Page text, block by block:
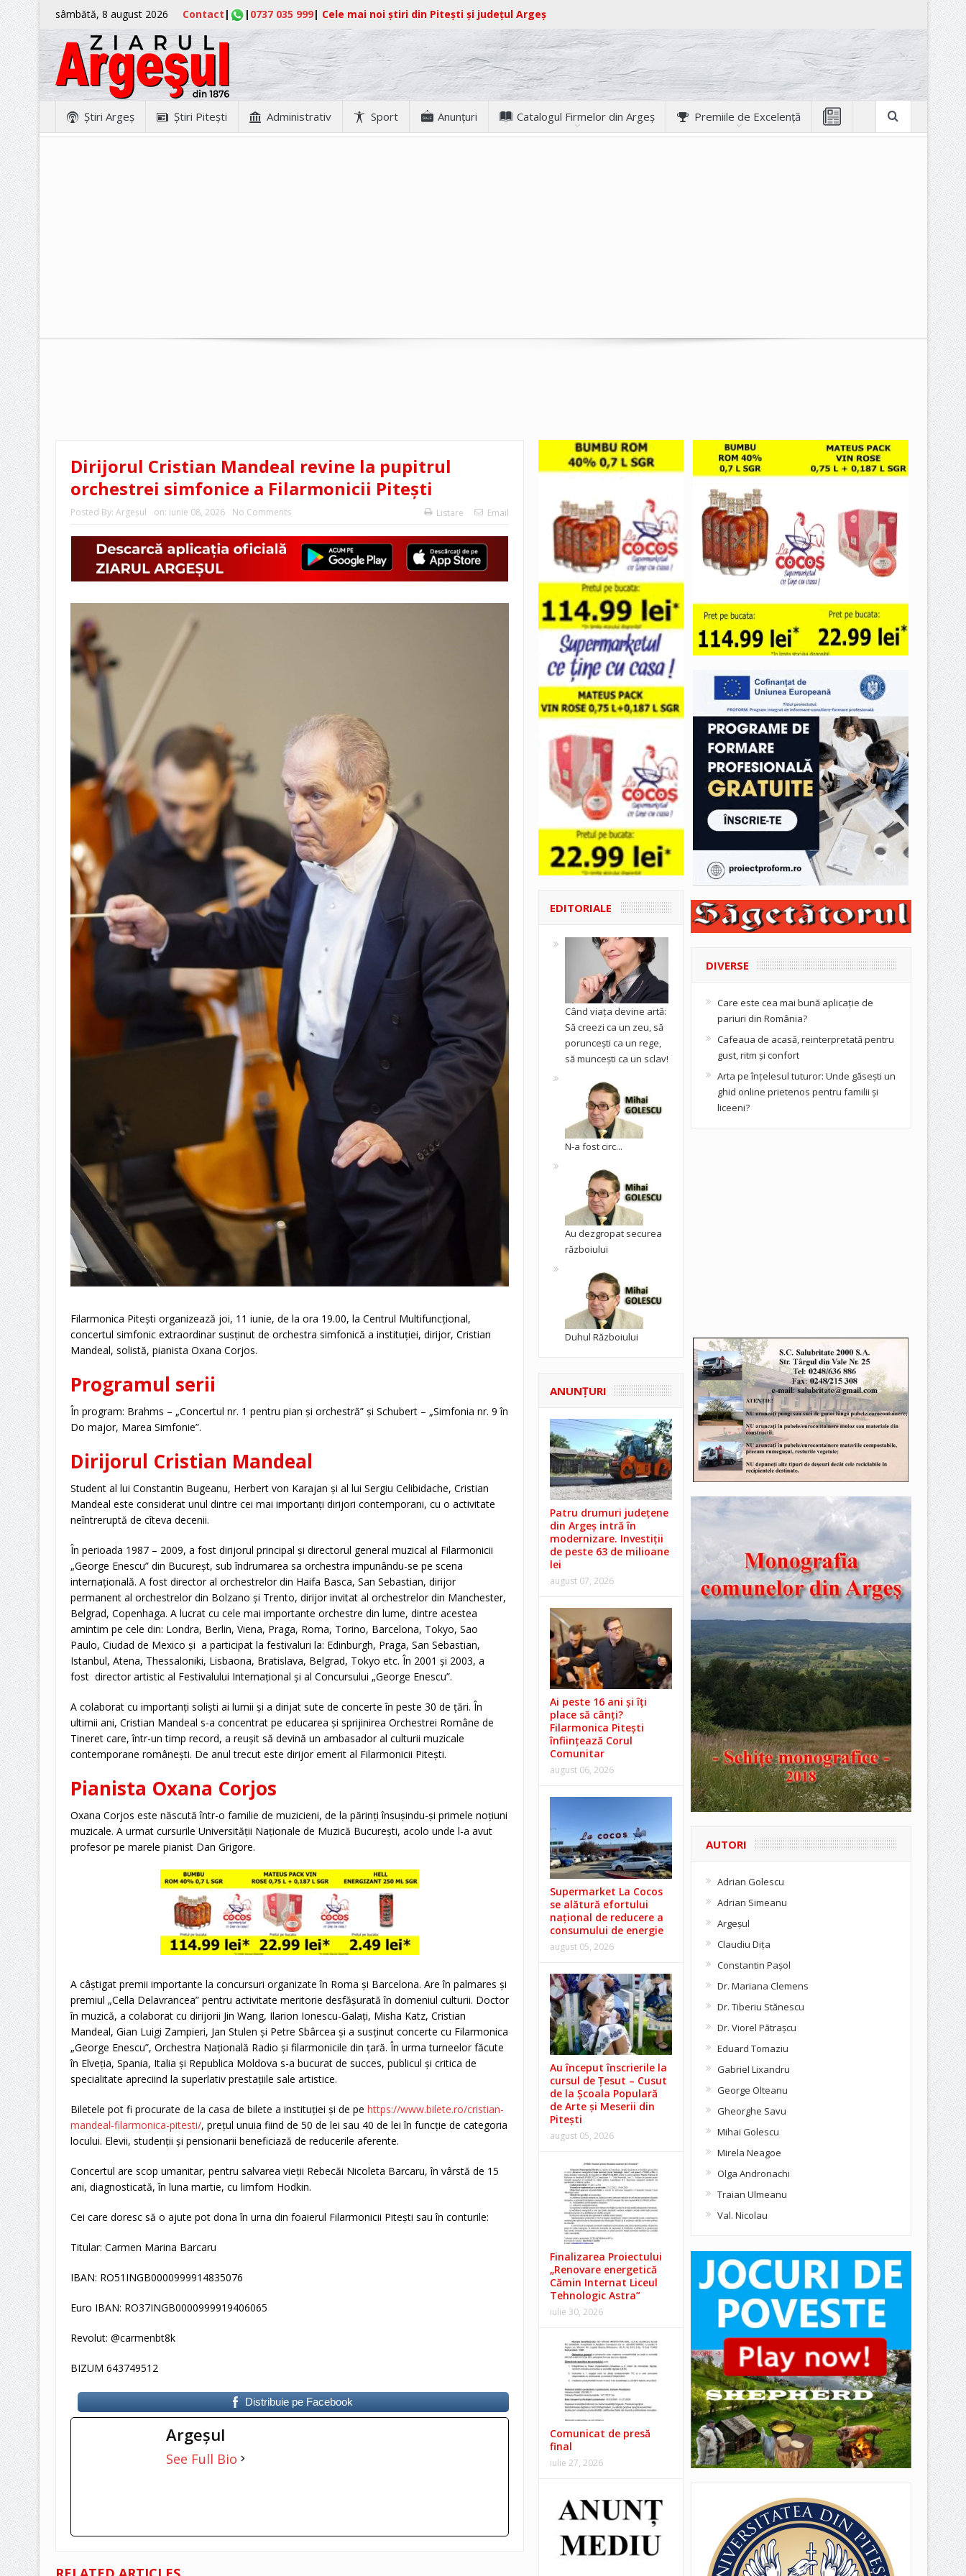
sâmbătă, 8 august 2026 Contact | | 0737 035 999| Cele mai noi știri din Pitești și județul Argeș
Ştiri Argeş Ştiri Piteşti Administrativ Sport Anunţuri Catalogul Firmelor din Argeș Premiile de Excelență
Dirijorul Cristian Mandeal revine la pupitrul
orchestrei simfonice a Filarmonicii Pitești
Posted By: Argeşul on: iunie 08, 2026 No Comments Listare Email
Filarmonica Pitești organizează joi, 11 iunie, de la ora 19.00, la Centrul Multifuncțional,
concertul simfonic extraordinar susținut de orchestra simfonică a instituției, dirijor, Cristian
Mandeal, solistă, pianista Oxana Corjos.
Programul serii
În program: Brahms – „Concertul nr. 1 pentru pian și orchestră” și Schubert – „Simfonia nr. 9 în
Do major, Marea Simfonie”.
Dirijorul Cristian Mandeal
Student al lui Constantin Bugeanu, Herbert von Karajan și al lui Sergiu Celibidache, Cristian
Mandeal este considerat unul dintre cei mai importanți dirijori contemporani, cu o activitate
neîntreruptă de cîteva decenii.
În perioada 1987 – 2009, a fost dirijorul principal și directorul general muzical al Filarmonicii
„George Enescu” din Bucureșt, sub îndrumarea sa orchestra impunându-se pe scena
internațională. A fost director al orchestrelor din Haifa Basca, San Sebastian, dirijor
permanent al orchestrelor din Bolzano și Trento, dirijor invitat al orchestrelor din Manchester,
Belgrad, Copenhaga. A lucrat cu cele mai importante orchestre din lume, dintre acestea
amintim pe cele din: Londra, Berlin, Viena, Praga, Roma, Torino, Barcelona, Tokyo, Sao
Paulo, Ciudad de Mexico și a participat la festivaluri la: Edinburgh, Praga, San Sebastian,
Istanbul, Atena, Thessaloniki, Lisbaona, Bratislava, Belgrad, Tokyo etc. În 2001 și 2003, a
fost director artistic al Festivalului Internațional și al Concursului „George Enescu”.
A colaborat cu importanți soliști ai lumii și a dirijat sute de concerte în peste 30 de țări. În
ultimii ani, Cristian Mandeal s-a concentrat pe educarea și sprijinirea Orchestrei Române de
Tineret care, într-un timp record, a reușit să devină un ambasador al culturii muzicale
contemporane românești. De anul trecut este dirijor emerit al Filarmonicii Pitești.
Pianista Oxana Corjos
Oxana Corjos este născută într-o familie de muzicieni, de la părinți însușindu-și primele noțiuni
muzicale. A urmat cursurile Universității Naționale de Muzică București, acolo unde l-a avut
profesor pe marele pianist Dan Grigore.
A câștigat premii importante la concursuri organizate în Roma și Barcelona. Are în palmares și
premiul „Cella Delavrancea” pentru activitate meritorie desfășurată în domeniul culturii. Doctor
în muzică, a colaborat cu dirijorii Jin Wang, Ilarion Ionescu-Galați, Misha Katz, Cristian
Mandeal, Gian Luigi Zampieri, Jan Stulen și Petre Sbârcea și a susținut concerte cu Filarmonica
„George Enescu”, Orchestra Națională Radio și filarmonicile din țară. În urma turneelor făcute
în Elveția, Spania, Italia și Republica Moldova s-a bucurat de succes, publicul și critica de
specialitate apreciind la superlativ prestațiile sale artistice.
Biletele pot fi procurate de la casa de bilete a instituției și de pe https://www.bilete.ro/cristian-
mandeal-filarmonica-pitesti/, prețul unuia fiind de 50 de lei sau 40 de lei în funcție de categoria
locului. Elevii, studenții și pensionarii beneficiază de reducerile aferente.
Concertul are scop umanitar, pentru salvarea vieții Rebecăi Nicoleta Barcaru, în vârstă de 15
ani, diagnosticată, în luna martie, cu limfom Hodkin.
Cei care doresc să o ajute pot dona în urna din foaierul Filarmonicii Pitești sau în conturile:
Titular: Carmen Marina Barcaru
IBAN: RO51INGB0000999914835076
Euro IBAN: RO37INGB0000999919406065
Revolut: @carmenbt8k
BIZUM 643749512
Distribuie pe Facebook
Argeşul
See Full Bio
EDITORIALE
Când viața devine artă:
Să creezi ca un zeu, să
poruncești ca un rege,
să muncești ca un sclav!
N-a fost circ...
Au dezgropat securea
războiului
Duhul Războiului
ANUNŢURI
Patru drumuri județene
din Argeș intră în
modernizare. Investiții
de peste 63 de milioane
lei
august 07, 2026
Ai peste 16 ani și îți
place să cânți?
Filarmonica Pitești
înființează Corul
Comunitar
august 06, 2026
Supermarket La Cocos
se alătură efortului
național de reducere a
consumului de energie
august 05, 2026
Au început înscrierile la
cursul de Țesut – Cusut
de la Școala Populară
de Arte și Meserii din
Pitești
august 05, 2026
Finalizarea Proiectului
„Renovare energetică
Cămin Internat Liceul
Tehnologic Astra”
iulie 30, 2026
Comunicat de presă
final
iulie 27, 2026
DIVERSE
Care este cea mai bună aplicație de
pariuri din România?
Cafeaua de acasă, reinterpretată pentru
gust, ritm și confort
Arta pe înțelesul tuturor: Unde găsești un
ghid online prietenos pentru familii și
liceeni?
AUTORI
Adrian Golescu
Adrian Simeanu
Argeşul
Claudiu Diţa
Constantin Pașol
Dr. Mariana Clemens
Dr. Tiberiu Stănescu
Dr. Viorel Pătraşcu
Eduard Tomaziu
Gabriel Lixandru
George Olteanu
Gheorghe Savu
Mihai Golescu
Mirela Neagoe
Olga Andronachi
Traian Ulmeanu
Val. Nicolau